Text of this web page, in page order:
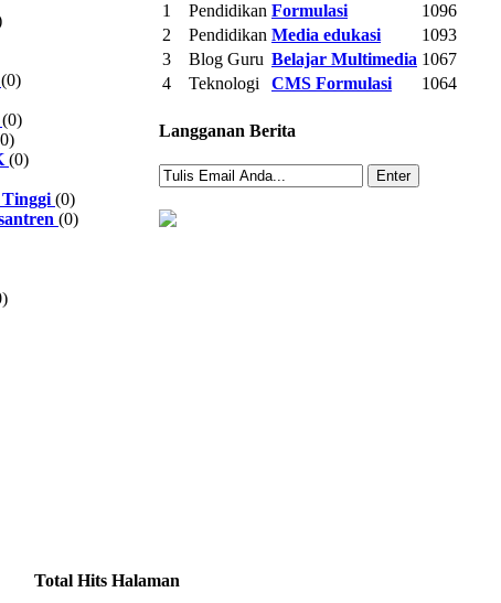
(0)
(0)
(0)
(0)
(0)
1
Pendidikan Formulasi
1096
2
Pendidikan Media edukasi
1093
3
Blog Guru Belajar Multimedia 1067
4
Teknologi CMS Formulasi 1064
Langganan Berita
Total Hits Halaman